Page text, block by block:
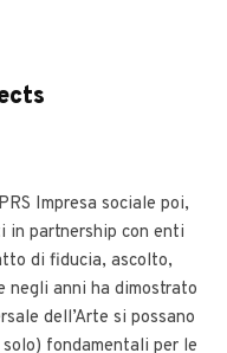
Impresa sociale poi,
in partnership con enti
di fiducia, ascolto,
negli anni ha dimostrato
dell’Arte si possano
fondamentali per le